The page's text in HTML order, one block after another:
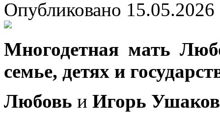
Опубликовано
Многодетная мать
семье, детях и
Любовь и Игорь